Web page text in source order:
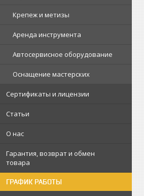
Крепеж и метизы
Аренда инструмента
Автосервисное оборудование
Оснащение мастерских
Сертификаты и лицензии
Статьи
О нас
Гарантия, возврат и обмен
товара
ГРАФИК РАБОТЫ